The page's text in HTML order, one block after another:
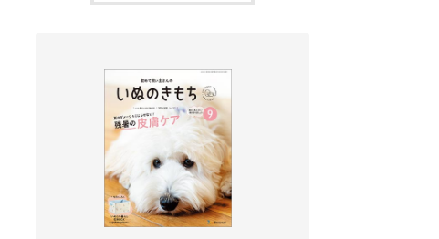
いので気になって見てみると、腕にしがみ